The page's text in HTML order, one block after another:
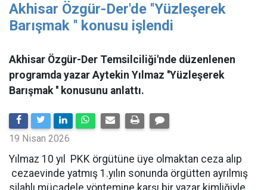
Akhisar Özgür-Der'de ''Yüzleşerek
Barışmak '' konusu işlendi
Akhisar Özgür-Der Temsilciliği'nde düzenlenen
programda yazar Aytekin Yılmaz ''Yüzleşerek
Barışmak '' konusunu anlattı.
19 Nisan 2026
Yılmaz 10 yıl PKK örgütüne üye olmaktan ceza alıp
cezaevinde yatmış 1.yılın sonunda örgütten ayrılmış